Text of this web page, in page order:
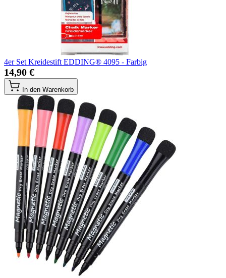
4er Set Kreidestift EDDING® 4095 - Farbig
14,90 €
In den Warenkorb